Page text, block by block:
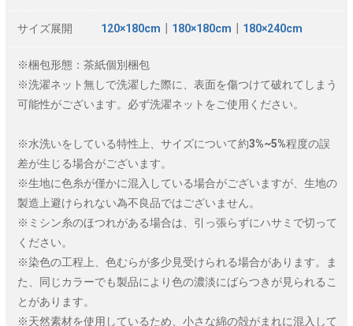
サイズ展開 120×180cm 180×180cm 180×240cm
※梱包形態：茶紙個別梱包
※洗濯ネット無しで洗濯した際に、表面を傷つけて破れてしまう
可能性がございます。必ず洗濯ネットをご使用ください。
※水洗いをしている特性上、サイズについて約3%~5%程度の誤
差が生じる場合がございます。
※生地に色糸が僅かに混入している場合がございますが、生地の
製造上避けられない為不良品ではございません。
※ミシン糸のほつれがある場合は、引っ張らずにハサミで切って
ください。
※染色の工程上、色むらが多少見受けられる場合があります。ま
た、同じカラーでも製品により色の濃淡にばらつきが見られるこ
とがあります。
※天然素材を使用しているため、小さな綿の殻がまれに混入して